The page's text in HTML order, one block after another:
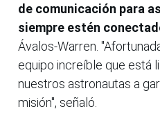
de comunicación para
siempre estén
Ávalos-Warren.
equipo increíble que está
nuestros astronautas a
misión", señaló.